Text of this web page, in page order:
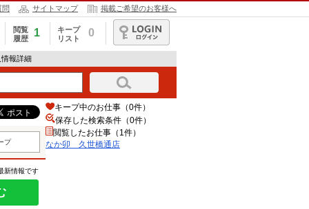
問 サイトマップ 掲載ご希望のお客様へ
閲覧
履歴
1
キープ
リスト
0
ログイン
報詳細
プ
新情報です
キープ中のお仕事（0件）
保存した検索条件（0件）
閲覧したお仕事（1件）
なか卯 久世橋通店